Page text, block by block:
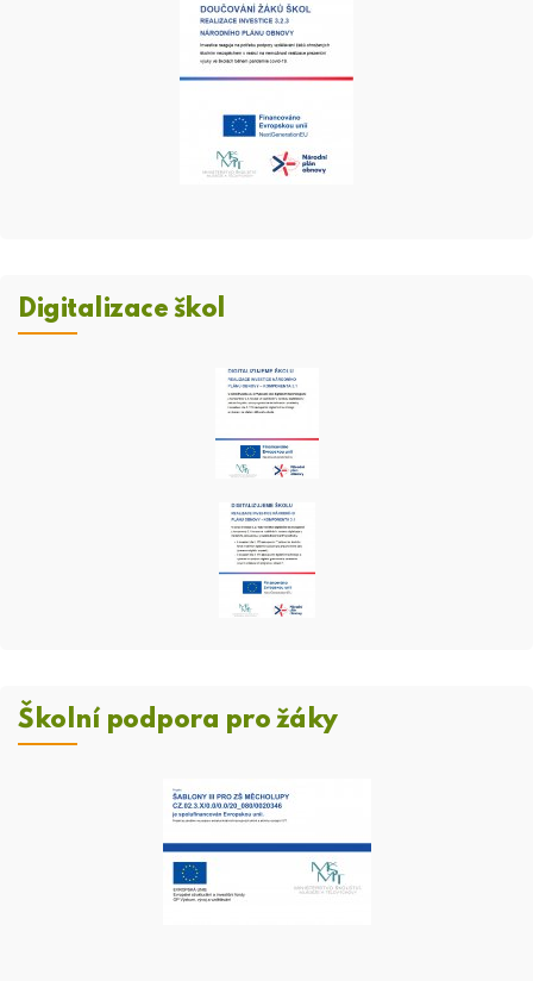
Digitalizace škol
Školní podpora pro žáky